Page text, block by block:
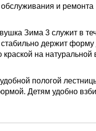
и ремонта
Зима 3 служит в
стабильно держит
на натуральной
пологой
Детям удобно